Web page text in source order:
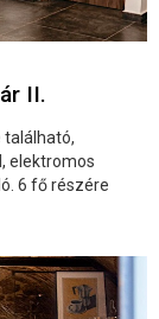
II.
található,
elektromos
6 fő részére